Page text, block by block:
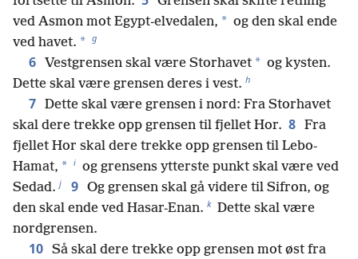
ved Asmon mot Egypt-elvedalen, * og den skal ende
ved havet. * g
6 Vestgrensen skal være Storhavet * og kysten.
Dette skal være grensen deres i vest. h
7 Dette skal være grensen i nord: Fra Storhavet
skal dere trekke opp grensen til fjellet Hor. 8 Fra
fjellet Hor skal dere trekke opp grensen til Lebo-
Hamat, * i og grensens ytterste punkt skal være ved
Sedad. j 9 Og grensen skal gå videre til Sifron, og
den skal ende ved Hasar-Enan. k Dette skal være
nordgrensen.
10 Så skal dere trekke opp grensen mot øst fra